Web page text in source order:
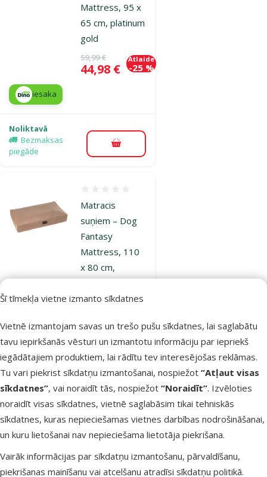
Šī tīmekļa vietne izmanto sīkdatnes
Vietnē izmantojam savas un trešo pušu sīkdatnes, lai saglabātu
tavu iepirkšanās vēsturi un izmantotu informāciju par iepriekš
iegādātajiem produktiem, lai rādītu tev interesējošas reklāmas.
Tu vari piekrist sīkdatņu izmantošanai, nospiežot “Atļaut visas
sīkdatnes”, vai noraidīt tās, nospiežot “Noraidīt”. Izvēloties
noraidīt visas sīkdatnes, vietnē saglabāsim tikai tehniskās
sīkdatnes, kuras nepieciešamas vietnes darbības nodrošināšanai,
un kuru lietošanai nav nepieciešama lietotāja piekrišana.
Vairāk informācijas par sīkdatņu izmantošanu, pārvaldīšanu,
piekrišanas mainīšanu vai atcelšanu atradīsi sīkdatņu politikā.
Mattress, 95 x
65 cm, platinum
gold
Oriģinālā cena
59,99 €
Cena
44,98 €
Atlaide
-25 %
iesaka
Noliktavā
Bezmaksas
piegāde
Pievienot grozam
Matracis
suņiem – Dog
Fantasy
Mattress, 110
x 80 cm,
platinum gold
Oriģinālā cena
69,99 € Atlaide
iesaka
Noliktavā
Bezmaksas
Pievienot grozam
suņiem – Dog
Atsauksmes 0%